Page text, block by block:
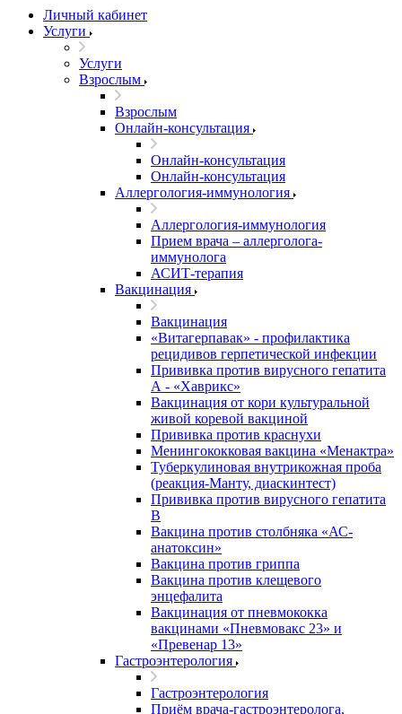
Личный кабинет
Услуги
Услуги
Взрослым
Взрослым
Онлайн-консультация
Онлайн-консультация
Онлайн-консультация
Аллергология-иммунология
Аллергология-иммунология
Прием врача – аллерголога-
иммунолога
АСИТ-терапия
Вакцинация
Вакцинация
«Витагерпавак» - профилактика
рецидивов герпетической инфекции
Прививка против вирусного гепатита
А - «Хаврикс»
Вакцинация от кори культуральной
живой коревой вакциной
Прививка против краснухи
Менингококковая вакцина «Менактра»
Туберкулиновая внутрикожная проба
(реакция-Манту, диаскинтест)
Прививка против вирусного гепатита
В
Вакцина против столбняка «АС-
анатоксин»
Вакцина против гриппа
Вакцина против клещевого
энцефалита
Вакцинация от пневмококка
вакцинами «Пневмовакс 23» и
«Превенар 13»
Гастроэнтерология
Гастроэнтерология
Приём врача-гастроэнтеролога,